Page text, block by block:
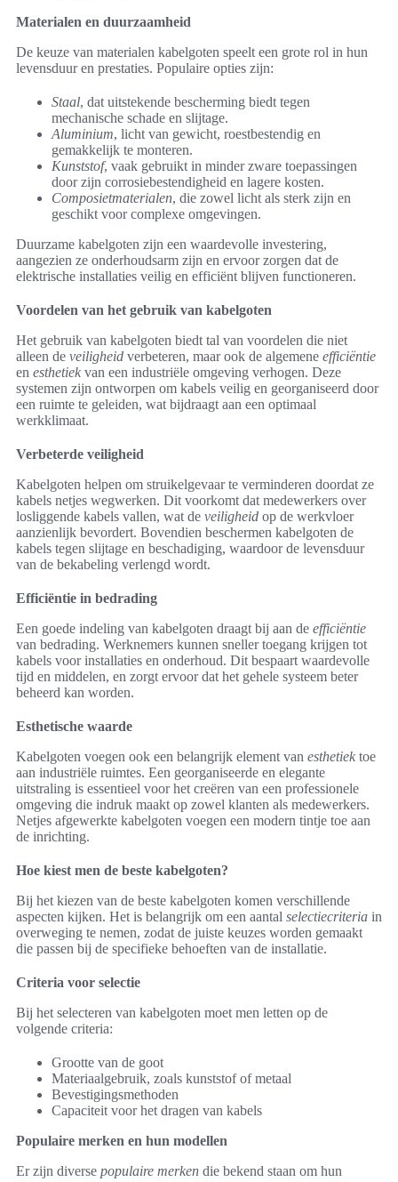
Materialen en duurzaamheid
De keuze van materialen kabelgoten speelt een grote rol in hun
levensduur en prestaties. Populaire opties zijn:
Staal, dat uitstekende bescherming biedt tegen
mechanische schade en slijtage.
Aluminium, licht van gewicht, roestbestendig en
gemakkelijk te monteren.
Kunststof, vaak gebruikt in minder zware toepassingen
door zijn corrosiebestendigheid en lagere kosten.
Composietmaterialen, die zowel licht als sterk zijn en
geschikt voor complexe omgevingen.
Duurzame kabelgoten zijn een waardevolle investering,
aangezien ze onderhoudsarm zijn en ervoor zorgen dat de
elektrische installaties veilig en efficiënt blijven functioneren.
Voordelen van het gebruik van kabelgoten
Het gebruik van kabelgoten biedt tal van voordelen die niet
alleen de veiligheid verbeteren, maar ook de algemene efficiëntie
en esthetiek van een industriële omgeving verhogen. Deze
systemen zijn ontworpen om kabels veilig en georganiseerd door
een ruimte te geleiden, wat bijdraagt aan een optimaal
werkklimaat.
Verbeterde veiligheid
Kabelgoten helpen om struikelgevaar te verminderen doordat ze
kabels netjes wegwerken. Dit voorkomt dat medewerkers over
losliggende kabels vallen, wat de veiligheid op de werkvloer
aanzienlijk bevordert. Bovendien beschermen kabelgoten de
kabels tegen slijtage en beschadiging, waardoor de levensduur
van de bekabeling verlengd wordt.
Efficiëntie in bedrading
Een goede indeling van kabelgoten draagt bij aan de efficiëntie
van bedrading. Werknemers kunnen sneller toegang krijgen tot
kabels voor installaties en onderhoud. Dit bespaart waardevolle
tijd en middelen, en zorgt ervoor dat het gehele systeem beter
beheerd kan worden.
Esthetische waarde
Kabelgoten voegen ook een belangrijk element van esthetiek toe
aan industriële ruimtes. Een georganiseerde en elegante
uitstraling is essentieel voor het creëren van een professionele
omgeving die indruk maakt op zowel klanten als medewerkers.
Netjes afgewerkte kabelgoten voegen een modern tintje toe aan
de inrichting.
Hoe kiest men de beste kabelgoten?
Bij het kiezen van de beste kabelgoten komen verschillende
aspecten kijken. Het is belangrijk om een aantal selectiecriteria in
overweging te nemen, zodat de juiste keuzes worden gemaakt
die passen bij de specifieke behoeften van de installatie.
Criteria voor selectie
Bij het selecteren van kabelgoten moet men letten op de
volgende criteria:
Grootte van de goot
Materiaalgebruik, zoals kunststof of metaal
Bevestigingsmethoden
Capaciteit voor het dragen van kabels
Populaire merken en hun modellen
Er zijn diverse populaire merken die bekend staan om hun